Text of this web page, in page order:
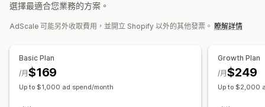
影片廣告
成效追蹤
廣告支出
單次獲客成本
控制面板
曝光次數
選擇最適合您業務的方案。
AdScale 可能另外收取費用，並開立 Shopify 以外的其他發票。 瞭解詳情
Basic Plan
$169
/月
Up to $1,000 ad spend/month
Growth Plan
$249
/月
Up to $2,000